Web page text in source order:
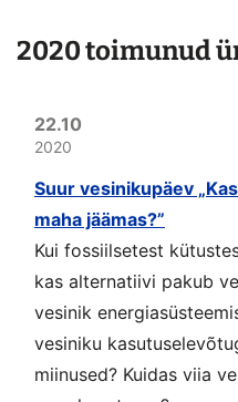
2020 toimunud
22.10
2020
Suur vesinikupäev
maha jäämas?”
Kui fossiilsetest
kas alternatiivi pakub
vesinik
vesiniku
miinused? Kuidas viia